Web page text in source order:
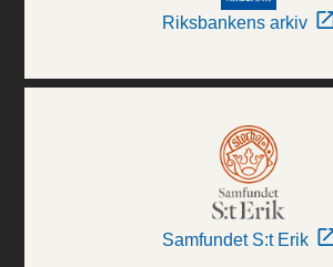
Riksbankens arkiv
Samfundet S:t Erik